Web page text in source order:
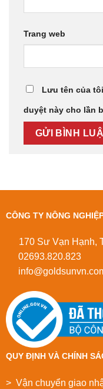
Trang web
Lưu tên của
duyệt này cho lần
CÔNG TY NÔNG
170 Sư Vạn Hạnh,
02693.820.823
QUY ĐỊNH VÀ CHÍNH
> Vận chuyển giao